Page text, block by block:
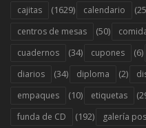
cajitas (1629) calendario
centros de mesas (50)
cuadernos (34) cupones (6)
diarios (34) diploma (2)
empaques (10) etiquetas
funda de CD (192) galería